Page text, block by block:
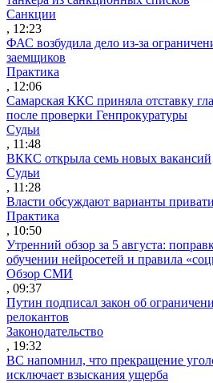
Санкции
, 12:23
ФАС возбудила дело из-за
заемщиков
Практика
, 12:06
Самарская ККС приняла отставку
после проверки Генпрокуратуры
Судьи
, 11:48
ВККС открыла семь новых вакансий
Судьи
, 11:28
Власти обсуждают варианты
Практика
, 10:50
Утренний обзор за 5 августа:
обучении нейросетей и правила
Обзор СМИ
, 09:37
Путин подписал закон об
релокантов
Законодательство
, 19:32
ВС напомнил, что прекращение
исключает взыскания ущерба